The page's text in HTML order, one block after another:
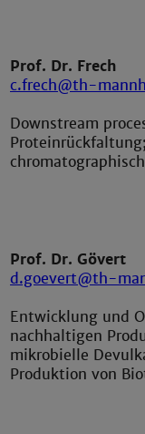
Prof. Dr. Frech
c.frech@th-
Downstream
Prof. Dr. Gövert
d.goevert@th-
Entwicklung und
nachhaltigen
mikrobielle
Produktion von